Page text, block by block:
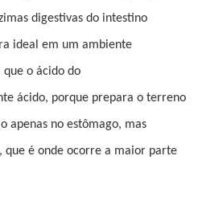
digestivas do intestino
ideal em um ambiente
o ácido do
ácido, porque prepara o terreno
apenas no estômago, mas
que é onde ocorre a maior parte